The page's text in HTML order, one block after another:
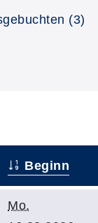
(3)
Beginn
Mo.